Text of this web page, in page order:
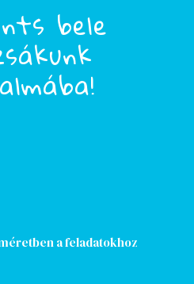
bele
a feladatokhoz